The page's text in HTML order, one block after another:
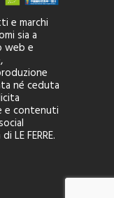
e marchi
sia a
e
né ceduta
e contenuti
LE FERRE.